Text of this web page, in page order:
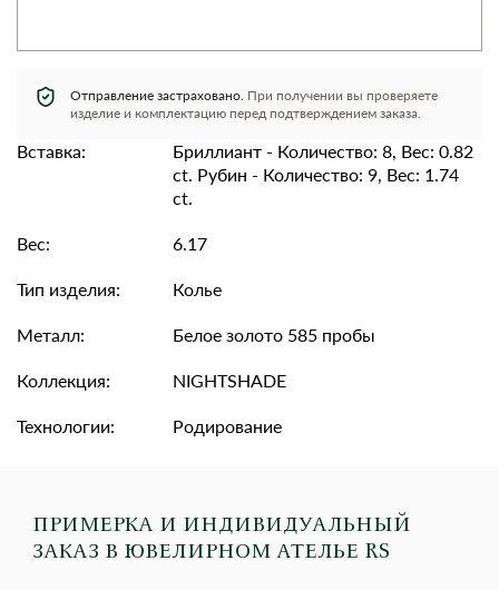
Отправление застраховано. При получении вы проверяете
изделие и комплектацию перед подтверждением заказа.
Вставка:
Бриллиант - Количество: 8, Вес: 0.82
ct. Рубин - Количество: 9, Вес: 1.74
ct.
Вес:
6.17
Тип изделия:
Колье
Металл:
Белое золото 585 пробы
Коллекция:
NIGHTSHADE
Технологии:
Родирование
ПРИМЕРКА И ИНДИВИДУАЛЬНЫЙ
ЗАКАЗ В ЮВЕЛИРНОМ АТЕЛЬЕ RS